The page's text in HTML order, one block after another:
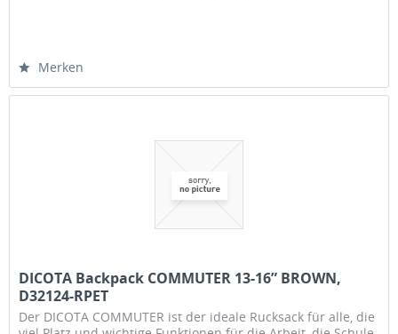
Merken
DICOTA Backpack COMMUTER 13-16” BROWN,
D32124-RPET
Der DICOTA COMMUTER ist der ideale Rucksack für alle, die